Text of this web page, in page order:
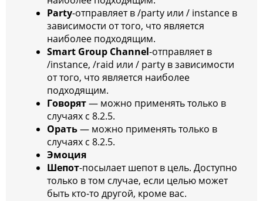
Party-отправляет в /party или / instance в
зависимости от того, что является
наиболее подходящим.
Smart Group Channel-отправляет в
/instance, /raid или / party в зависимости
от того, что является наиболее
подходящим.
Говорят— можно применять только в
случаях с 8.2.5.
Орать— можно применять только в
случаях с 8.2.5.
Эмоция
Шепот-посылает шепот в цель. Доступно
только в том случае, если целью может
быть кто-то другой, кроме вас.